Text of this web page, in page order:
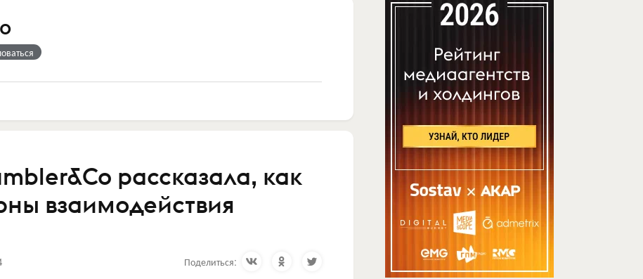
рассказала, как
взаимодействия
Поделиться: